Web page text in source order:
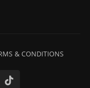
& CONDITIONS